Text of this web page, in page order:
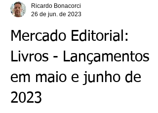
Ricardo Bonacorci
26 de jun. de 2023
Mercado Editorial:
Livros - Lançamentos
em maio e junho de